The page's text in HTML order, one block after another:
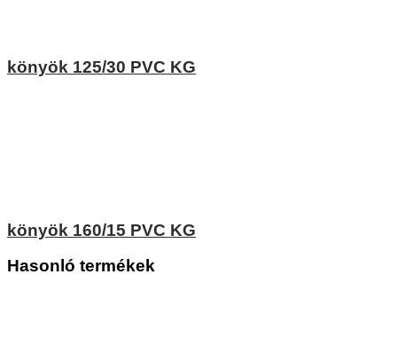
könyök 125/30 PVC KG
könyök 160/15 PVC KG
Hasonló termékek